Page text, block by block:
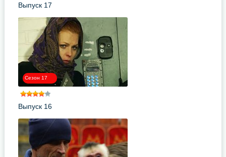
Выпуск 17
Сезон 17
Выпуск 16